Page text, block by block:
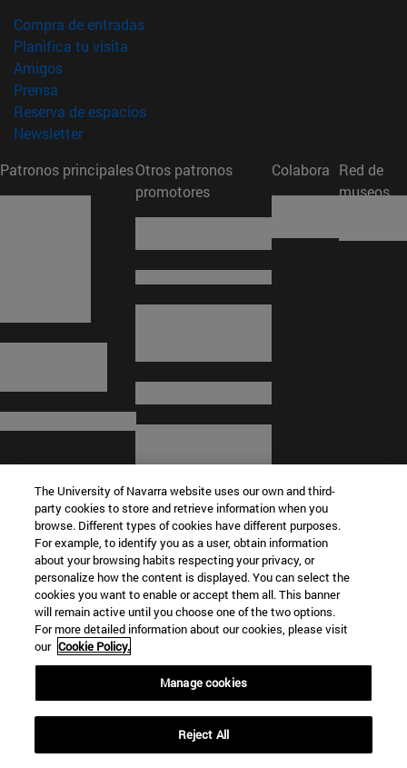
Compra de entradas(abre en nueva ventana)
Planifica tu visita
Amigos(abre en nueva ventana)
Prensa
Reserva de espacios(abre en nueva ventana)
Newsletter(abre en nueva ventana)
Patronos principalesOtros patronos
promotores
Colabora Red de
museos
© Universidad de Navarra
Información legal
Términos y condiciones
Accesibilidad
Configuración de cookies
Localizador de campus
The University of Navarra website uses our own and third-
party cookies to store and retrieve information when you
browse. Different types of cookies have different purposes.
For example, to identify you as a user, obtain information
about your browsing habits respecting your privacy, or
personalize how the content is displayed. You can select the
cookies you want to enable or accept them all. This banner
will remain active until you choose one of the two options.
For more detailed information about our cookies, please visit
our Cookie Policy.
Manage cookies
Reject All